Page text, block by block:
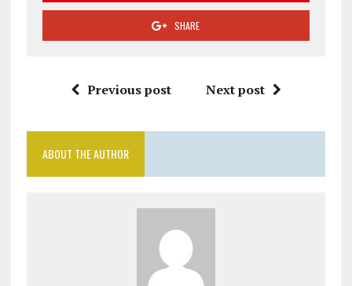
SHARE
Previous post Next post
ABOUT THE AUTHOR